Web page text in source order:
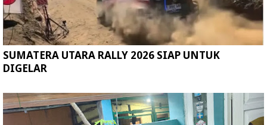
SUMATERA UTARA RALLY 2026 SIAP UNTUK
DIGELAR